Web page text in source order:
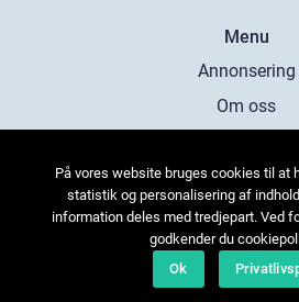
Menu
Annonsering
Om oss
Kontakta oss
Sitemap
På vores website bruges cookies til at
statistik og personalisering af
information deles med tredjepart. Ved
godkender du
Ok